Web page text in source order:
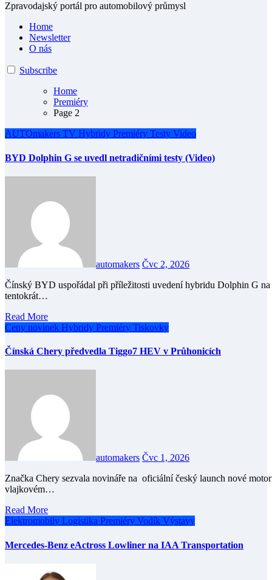
Zpravodajský portál pro automobilový průmysl
Home
Newsletter
O nás
Subscribe
Home
Premiéry
Page 2
AUTOmakers TV Hybridy Premiéry Testy Video
BYD Dolphin G se uvedl netradičními testy (Video)
automakers Čvc 2, 2026
Čínský BYD uspořádal při příležitosti uvedení hybridu Dolphin G na český trh netradiční novinářské setkání. Manažeři nechali
tentokrát…
Read More
Ceny novinek Hybridy Premiéry Tiskovky
Čínská Chery předvedla Tiggo7 HEV v Průhonicích
automakers Čvc 1, 2026
Značka Chery sezvala novináře na oficiální český launch nové motorizace modelu Tiggo 7 HEV. Konalo se v průhonickém
vlajkovém…
Read More
Elektromobily Logistika Premiéry Vodík Výstavy
Mercedes-Benz eActross Lowliner na IAA Transportation